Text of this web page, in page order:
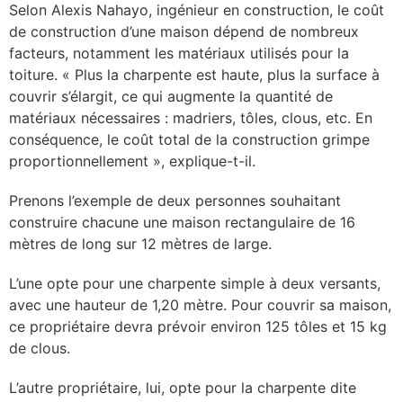
Selon Alexis Nahayo, ingénieur en construction, le coût
de construction d’une maison dépend de nombreux
facteurs, notamment les matériaux utilisés pour la
toiture. « Plus la charpente est haute, plus la surface à
couvrir s’élargit, ce qui augmente la quantité de
matériaux nécessaires : madriers, tôles, clous, etc. En
conséquence, le coût total de la construction grimpe
proportionnellement », explique-t-il.
Prenons l’exemple de deux personnes souhaitant
construire chacune une maison rectangulaire de 16
mètres de long sur 12 mètres de large.
L’une opte pour une charpente simple à deux versants,
avec une hauteur de 1,20 mètre. Pour couvrir sa maison,
ce propriétaire devra prévoir environ 125 tôles et 15 kg
de clous.
L’autre propriétaire, lui, opte pour la charpente dite